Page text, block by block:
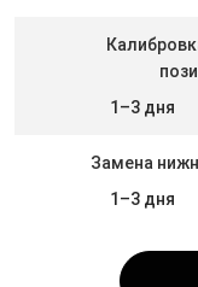
1–3 дня
Замена
1–3 дня